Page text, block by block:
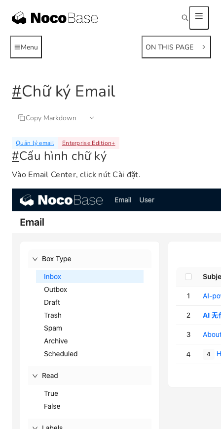
Menu ON THIS PAGE
#Chữ ký Email
Copy Markdown
Quản lý email Enterprise Edition+
#Cấu hình chữ ký
Vào Email Center, click nút Cài đặt.